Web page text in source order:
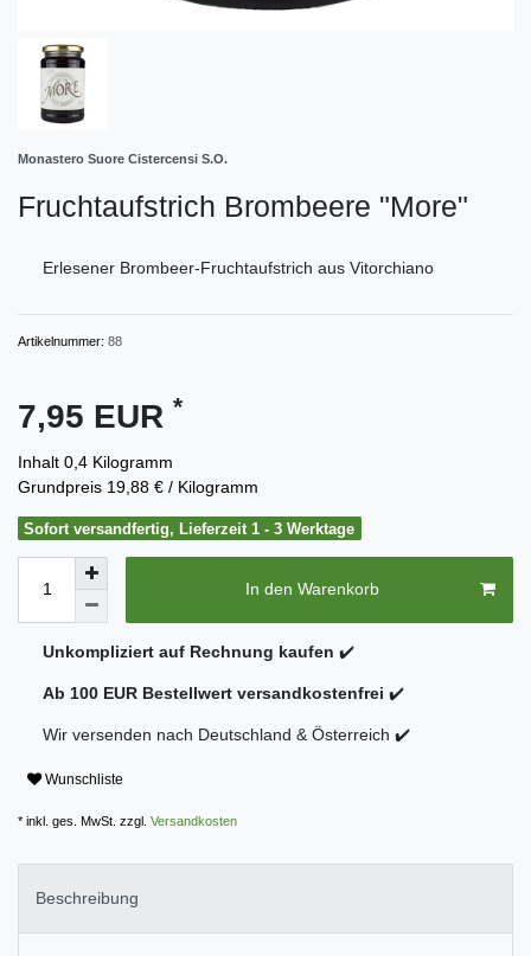
Monastero Suore Cistercensi S.O.
Fruchtaufstrich Brombeere "More"
Erlesener Brombeer-Fruchtaufstrich aus Vitorchiano
Artikelnummer: 88
7,95 EUR *
Inhalt 0,4 Kilogramm
Grundpreis 19,88 € / Kilogramm
Sofort versandfertig, Lieferzeit 1 - 3 Werktage
In den Warenkorb
Unkompliziert auf Rechnung kaufen ✔️
Ab 100 EUR Bestellwert versandkostenfrei ✔️
Wir versenden nach Deutschland & Österreich ✔️
Wunschliste
* inkl. ges. MwSt. zzgl. Versandkosten
Beschreibung